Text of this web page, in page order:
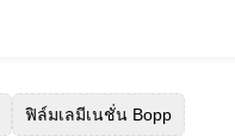
ฟิล์มเลมีเนชั่น Bopp